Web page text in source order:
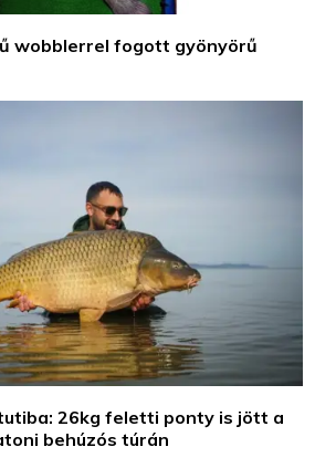
wobblerrel fogott gyönyörű
26kg feletti ponty is jött a
behúzós túrán